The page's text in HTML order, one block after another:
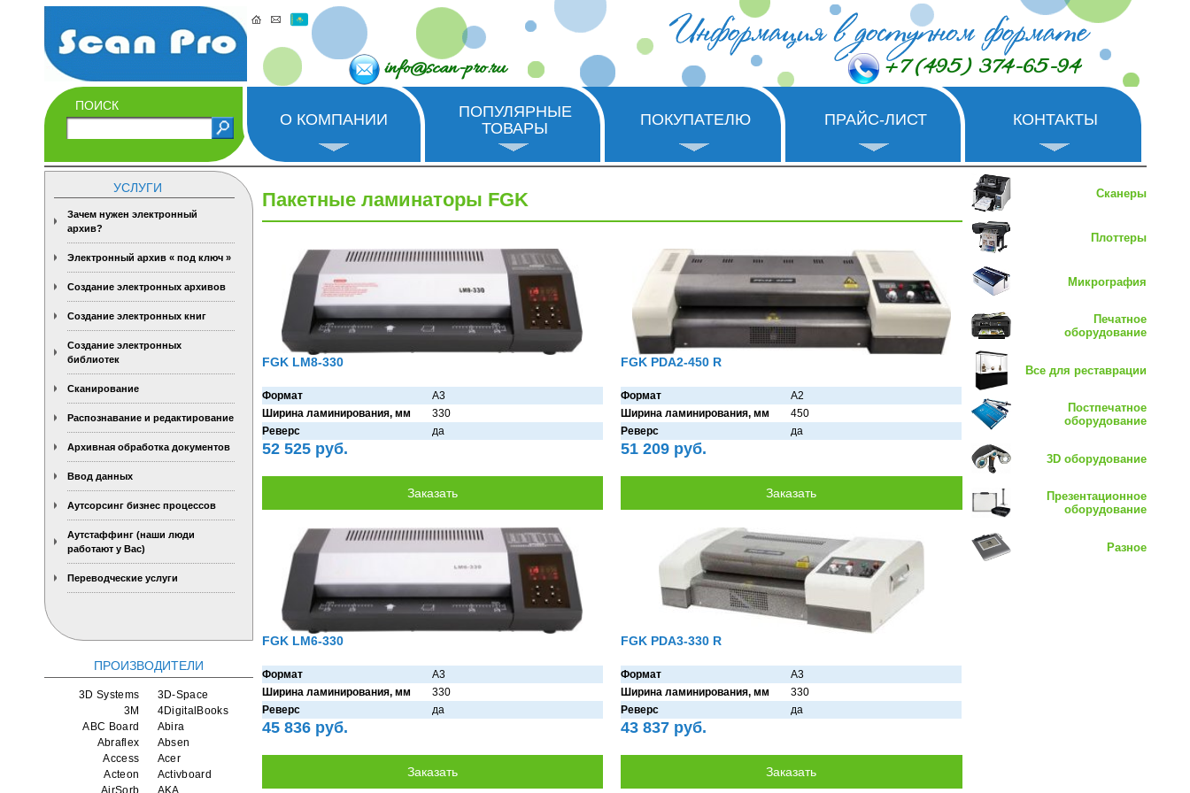
info@scan-pro.ru +7 (495) 374-65-94
ПОИСК
О КОМПАНИИ
ПОПУЛЯРНЫЕ
ТОВАРЫ
ПОКУПАТЕЛЮ ПРАЙС-ЛИСТ КОНТАКТЫ
УСЛУГИ
Зачем нужен электронный
архив?
Электронный архив « под ключ »
Создание электронных архивов
Создание электронных книг
Создание электронных
библиотек
Сканирование
Распознавание и редактирование
Архивная обработка документов
Ввод данных
Аутсорсинг бизнес процессов
Аутстаффинг (наши люди
работают у Вас)
Переводческие услуги
ПРОИЗВОДИТЕЛИ
3D Systems
3D-Space
3M
4DigitalBooks
ABC Board
Abira
Abraflex
Absen
Access
Acer
Acteon
Activboard
AirSorb
AKA
Пакетные ламинаторы FGK
FGK LM8-330
Формат
A3
Ширина ламинирования, мм
330
Реверс
дa
52 525 руб.
FGK PDA2-450 R
Формат
A2
Ширина ламинирования, мм
450
Реверс
дa
51 209 руб.
FGK LM6-330
Формат
A3
Ширина ламинирования, мм
330
Реверс
дa
45 836 руб.
FGK PDA3-330 R
Формат
A3
Ширина ламинирования, мм
330
Реверс
дa
43 837 руб.
Сканеры
Плоттеры
Микрография
Печатное
оборудование
Все для реставрации
Постпечатное
оборудование
3D оборудование
Презентационное
оборудование
Разное